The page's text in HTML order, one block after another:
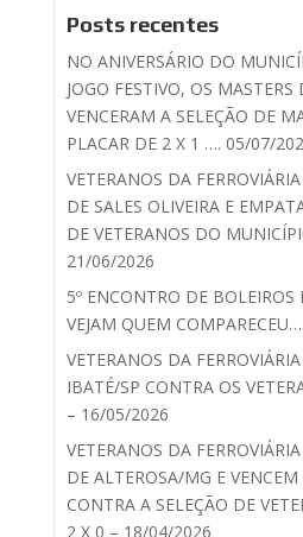
Posts recentes
NO ANIVERSÁRIO DO
JOGO FESTIVO, OS MASTERS
VENCERAM A SELEÇÃO DE
PLACAR DE 2 X 1 …. 05/07/
VETERANOS DA
DE SALES OLIVEIRA E
DE VETERANOS DO
21/06/2026
5º ENCONTRO DE
VEJAM QUEM
VETERANOS DA
IBATÉ/SP CONTRA OS
– 16/05/2026
VETERANOS DA
DE ALTEROSA/MG E
CONTRA A SELEÇÃO DE
2 X 0 – 18/04/2026